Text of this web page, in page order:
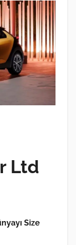
Ltd
Size